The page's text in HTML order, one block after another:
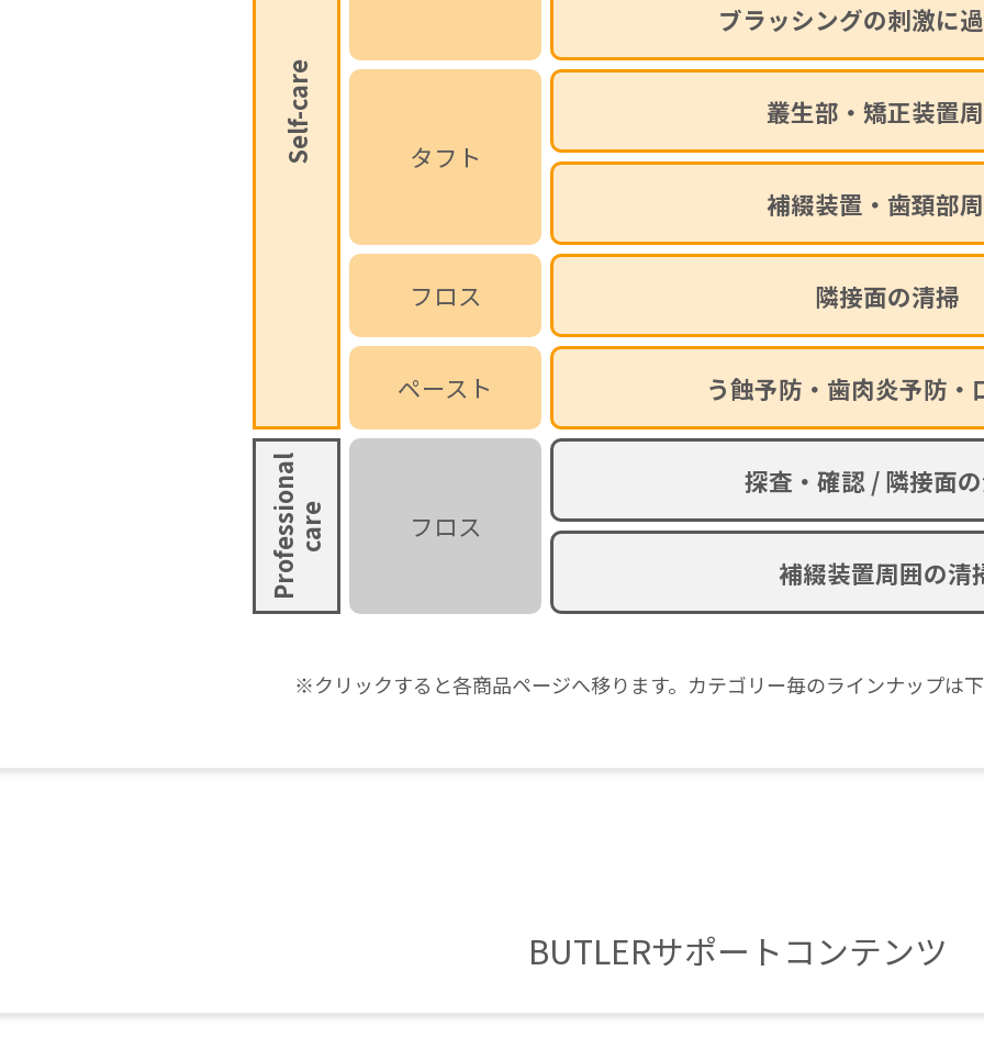
Self-care
ブラッシングの刺激に
タフト
叢生部・矯正装置
補綴装置・歯頚部
フロス 隣接面の清掃
ペースト う蝕予防・歯肉炎予防・
Professional care フロス
探査・確認 / 隣接面
補綴装置周囲の清
※クリックすると各商品ページへ移ります。 カテゴリー毎のラインナップは
BUTLERサポートコンテンツ